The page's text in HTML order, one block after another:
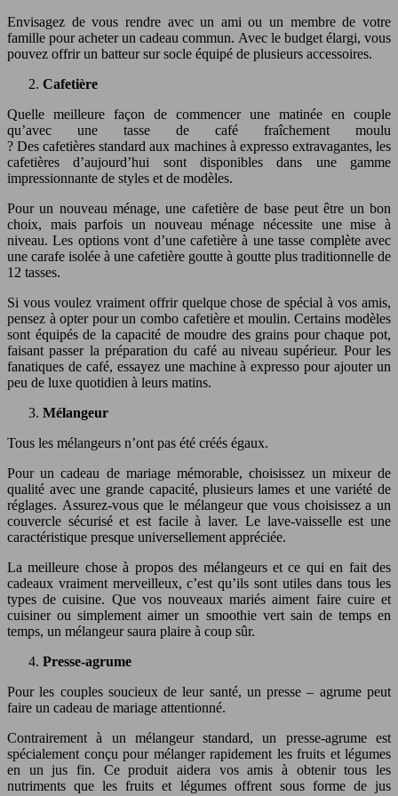
Envisagez de vous rendre avec un ami ou un membre de votre
famille pour acheter un cadeau commun. Avec le budget élargi, vous
pouvez offrir un batteur sur socle équipé de plusieurs accessoires.
Cafetière
Quelle meilleure façon de commencer une matinée en couple
qu’avec une tasse de café fraîchement moulu
? Des cafetières standard aux machines à expresso extravagantes, les
cafetières d’aujourd’hui sont disponibles dans une gamme
impressionnante de styles et de modèles.
Pour un nouveau ménage, une cafetière de base peut être un bon
choix, mais parfois un nouveau ménage nécessite une mise à
niveau. Les options vont d’une cafetière à une tasse complète avec
une carafe isolée à une cafetière goutte à goutte plus traditionnelle de
12 tasses.
Si vous voulez vraiment offrir quelque chose de spécial à vos amis,
pensez à opter pour un combo cafetière et moulin. Certains modèles
sont équipés de la capacité de moudre des grains pour chaque pot,
faisant passer la préparation du café au niveau supérieur. Pour les
fanatiques de café, essayez une machine à expresso pour ajouter un
peu de luxe quotidien à leurs matins.
Mélangeur
Tous les mélangeurs n’ont pas été créés égaux.
Pour un cadeau de mariage mémorable, choisissez un mixeur de
qualité avec une grande capacité, plusieurs lames et une variété de
réglages. Assurez-vous que le mélangeur que vous choisissez a un
couvercle sécurisé et est facile à laver. Le lave-vaisselle est une
caractéristique presque universellement appréciée.
La meilleure chose à propos des mélangeurs et ce qui en fait des
cadeaux vraiment merveilleux, c’est qu’ils sont utiles dans tous les
types de cuisine. Que vos nouveaux mariés aiment faire cuire et
cuisiner ou simplement aimer un smoothie vert sain de temps en
temps, un mélangeur saura plaire à coup sûr.
Presse-agrume
Pour les couples soucieux de leur santé, un presse – agrume peut
faire un cadeau de mariage attentionné.
Contrairement à un mélangeur standard, un presse-agrume est
spécialement conçu pour mélanger rapidement les fruits et légumes
en un jus fin. Ce produit aidera vos amis à obtenir tous les
nutriments que les fruits et légumes offrent sous forme de jus